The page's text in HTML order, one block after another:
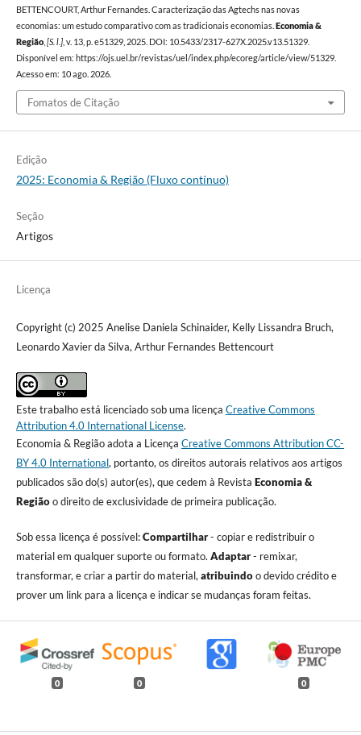
BETTENCOURT, Arthur Fernandes. Caracterização das Agtechs nas novas
economias: um estudo comparativo com as tradicionais economias. Economia &
Região, [S. l.], v. 13, p. e51329, 2025. DOI: 10.5433/2317-627X.2025.v13.51329.
Disponível em: https://ojs.uel.br/revistas/uel/index.php/ecoreg/article/view/51329.
Acesso em: 10 ago. 2026.
Fomatos de Citação
Edição
2025: Economia & Região (Fluxo contínuo)
Seção
Artigos
Licença
Copyright (c) 2025 Anelise Daniela Schinaider, Kelly Lissandra Bruch,
Leonardo Xavier da Silva, Arthur Fernandes Bettencourt
Este trabalho está licenciado sob uma licença Creative Commons
Attribution 4.0 International License.
Economia & Região adota a Licença Creative Commons Attribution CC-
BY 4.0 International, portanto, os direitos autorais relativos aos artigos
publicados são do(s) autor(es), que cedem à Revista Economia &
Regiãoo direito de exclusividade de primeira publicação.
Sob essa licença é possível:Compartilhar- copiar e redistribuir o
material em qualquer suporte ou formato. Adaptar- remixar,
transformar, e criar a partir do material,atribuindoo devido crédito e
prover um link para a licença e indicar se mudanças foram feitas.
0 0 0